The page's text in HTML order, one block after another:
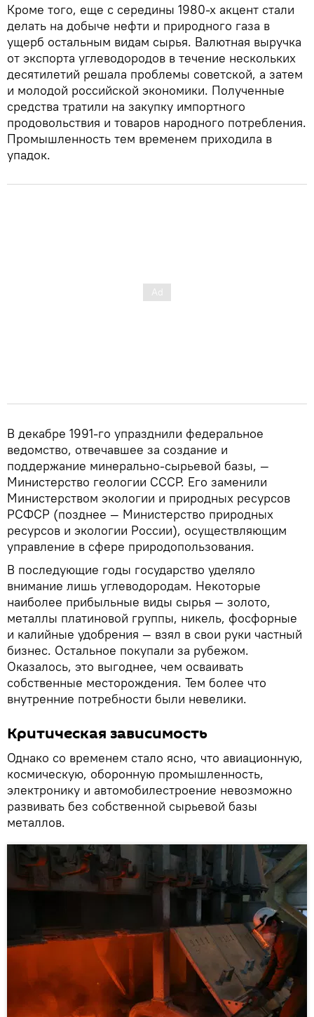
Кроме того, еще с середины 1980-х акцент стали
делать на добыче нефти и природного газа в
ущерб остальным видам сырья. Валютная выручка
от экспорта углеводородов в течение нескольких
десятилетий решала проблемы советской, а затем
и молодой российской экономики. Полученные
средства тратили на закупку импортного
продовольствия и товаров народного потребления.
Промышленность тем временем приходила в
упадок.
В декабре 1991-го упразднили федеральное
ведомство, отвечавшее за создание и
поддержание минерально-сырьевой базы, —
Министерство геологии СССР. Его заменили
Министерством экологии и природных ресурсов
РСФСР (позднее — Министерство природных
ресурсов и экологии России), осуществляющим
управление в сфере природопользования.
В последующие годы государство уделяло
внимание лишь углеводородам. Некоторые
наиболее прибыльные виды сырья — золото,
металлы платиновой группы, никель, фосфорные
и калийные удобрения — взял в свои руки частный
бизнес. Остальное покупали за рубежом.
Оказалось, это выгоднее, чем осваивать
собственные месторождения. Тем более что
внутренние потребности были невелики.
Критическая зависимость
Однако со временем стало ясно, что авиационную,
космическую, оборонную промышленность,
электронику и автомобилестроение невозможно
развивать без собственной сырьевой базы
металлов.